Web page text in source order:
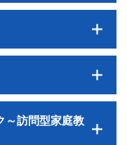
～訪問型家庭教